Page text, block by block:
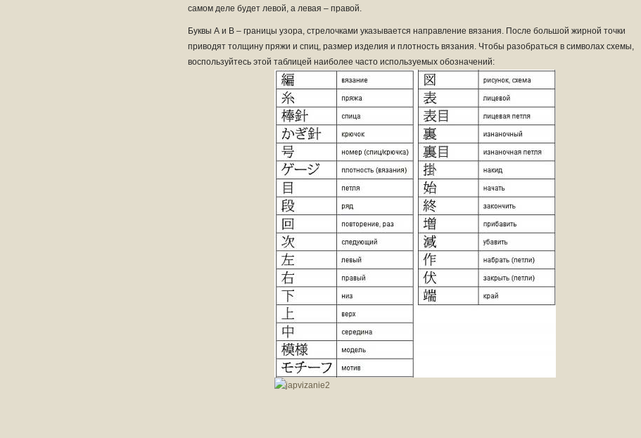
самом деле будет левой, а левая – правой.
Буквы А и В – границы узора, стрелочками указывается направление вязания. После большой жирной точки
приводят толщину пряжи и спиц, размер изделия и плотность вязания. Чтобы разобраться в символах схемы,
воспользуйтесь этой таблицей наиболее часто используемых обозначений: